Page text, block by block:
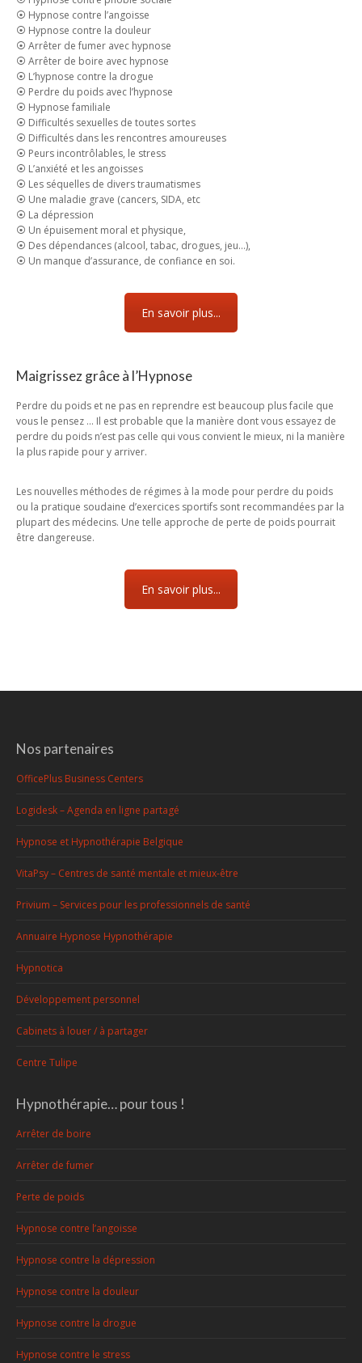
⦿ Hypnose contre l’angoisse
⦿ Hypnose contre la douleur
⦿ Arrêter de fumer avec hypnose
⦿ Arrêter de boire avec hypnose
⦿ L’hypnose contre la drogue
⦿ Perdre du poids avec l’hypnose
⦿ Hypnose familiale
⦿ Difficultés sexuelles de toutes sortes
⦿ Difficultés dans les rencontres amoureuses
⦿ Peurs incontrôlables, le stress
⦿ L’anxiété et les angoisses
⦿ Les séquelles de divers traumatismes
⦿ Une maladie grave (cancers, SIDA, etc
⦿ La dépression
⦿ Un épuisement moral et physique,
⦿ Des dépendances (alcool, tabac, drogues, jeu…),
⦿ Un manque d’assurance, de confiance en soi.
En savoir plus...
Maigrissez grâce à l’Hypnose
Perdre du poids et ne pas en reprendre est beaucoup plus facile que
vous le pensez … Il est probable que la manière dont vous essayez de
perdre du poids n’est pas celle qui vous convient le mieux, ni la manière
la plus rapide pour y arriver.
Les nouvelles méthodes de régimes à la mode pour perdre du poids
ou la pratique soudaine d’exercices sportifs sont recommandées par la
plupart des médecins. Une telle approche de perte de poids pourrait
être dangereuse.
En savoir plus...
Nos partenaires
OfficePlus Business Centers
Logidesk – Agenda en ligne partagé
Hypnose et Hypnothérapie Belgique
VitaPsy – Centres de santé mentale et mieux-être
Privium – Services pour les professionnels de santé
Annuaire Hypnose Hypnothérapie
Hypnotica
Développement personnel
Cabinets à louer / à partager
Centre Tulipe
Hypnothérapie… pour tous !
Arrêter de boire
Arrêter de fumer
Perte de poids
Hypnose contre l’angoisse
Hypnose contre la dépression
Hypnose contre la douleur
Hypnose contre la drogue
Hypnose contre le stress